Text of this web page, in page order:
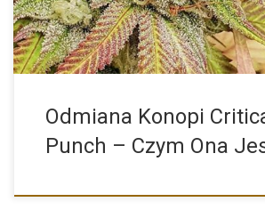
Odmiana Konopi
Punch – Czym Ona